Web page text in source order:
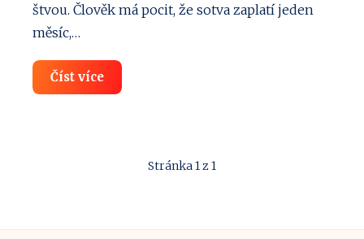
štvou. Člověk má pocit, že sotva zaplatí jeden
měsíc,…
Číst víceTrik
jak
UltimateStránka 1 z 1